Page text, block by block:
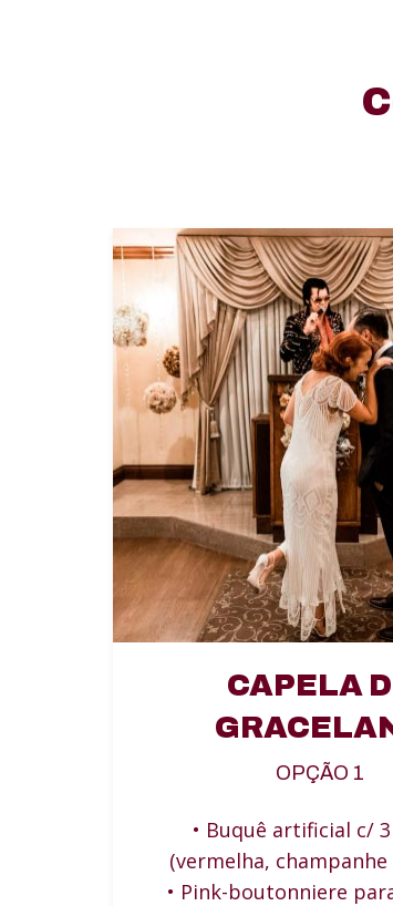
CAPELA
OPÇÃO 1
• Buquê artificial c/
(vermelha,
• Pink-boutonniere